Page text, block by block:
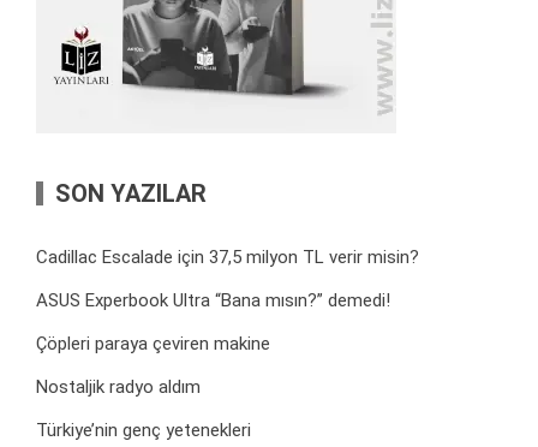
SON YAZILAR
Cadillac Escalade için 37,5 milyon TL verir misin?
ASUS Experbook Ultra “Bana mısın?” demedi!
Çöpleri paraya çeviren makine
Nostaljik radyo aldım
Türkiye’nin genç yetenekleri